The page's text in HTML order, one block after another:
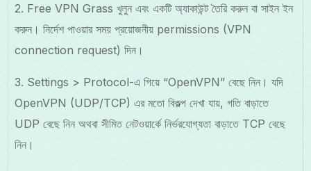
2. Free VPN Grass খুলুন এবং একটি অ্যাকাউন্ট তৈরি করুন বা সাইন ইন
করুন। নির্দেশ পাওয়ার সময় প্রয়োজনীয় permissions (VPN
connection request) দিন।
3. Settings > Protocol-এ গিয়ে “OpenVPN” বেছে নিন। যদি
OpenVPN (UDP/TCP) এর মতো বিকল্প দেখা যায়, গতি বাড়াতে
UDP বেছে নিন অথবা সীমিত নেটওয়ার্কে নির্ভরযোগ্যতা বাড়াতে TCP বেছে
নিন।